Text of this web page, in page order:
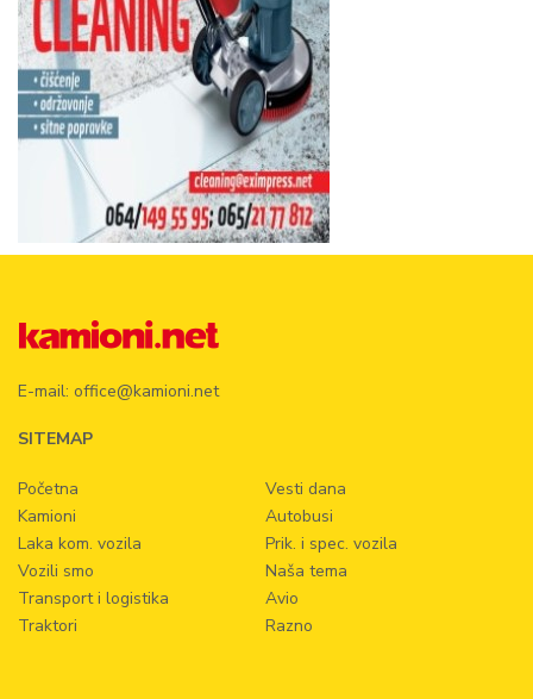
E-mail: office@kamioni.net
SITEMAP
Početna
Vesti dana
Kamioni
Autobusi
Laka kom. vozila
Prik. i spec. vozila
Vozili smo
Naša tema
Transport i logistika
Avio
Traktori
Razno